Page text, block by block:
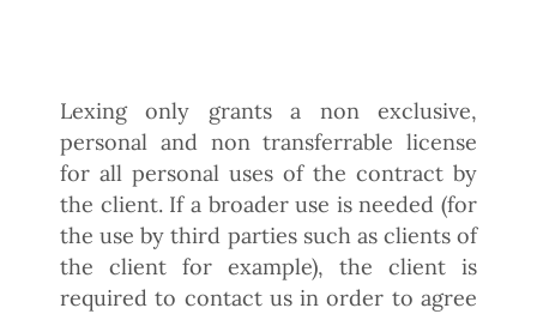
Lexing only grants a non exclusive,
personal and non transferrable license
for all personal uses of the contract by
the client. If a broader use is needed (for
the use by third parties such as clients of
the client for example), the client is
required to contact us in order to agree